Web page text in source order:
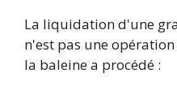
La liquidation d'une
n'est pas une
la baleine a procédé :